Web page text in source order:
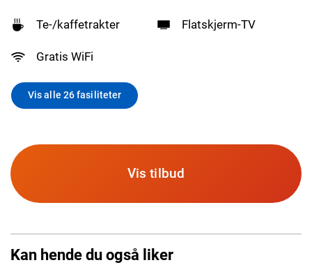
Te-/kaffetrakter Flatskjerm-TV
Gratis WiFi
Vis alle 26 fasiliteter
Vis tilbud
Kan hende du også liker